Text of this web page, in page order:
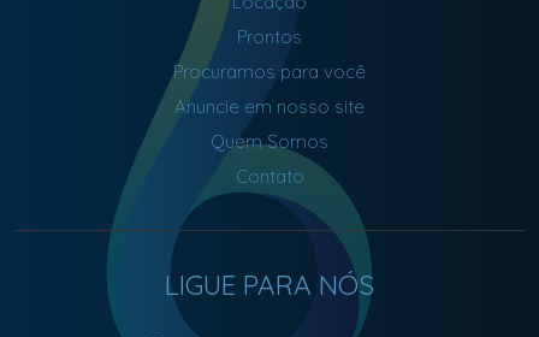
Prontos
Procuramos para você
Anuncie em nosso site
Quem Somos
Contato
LIGUE PARA NÓS